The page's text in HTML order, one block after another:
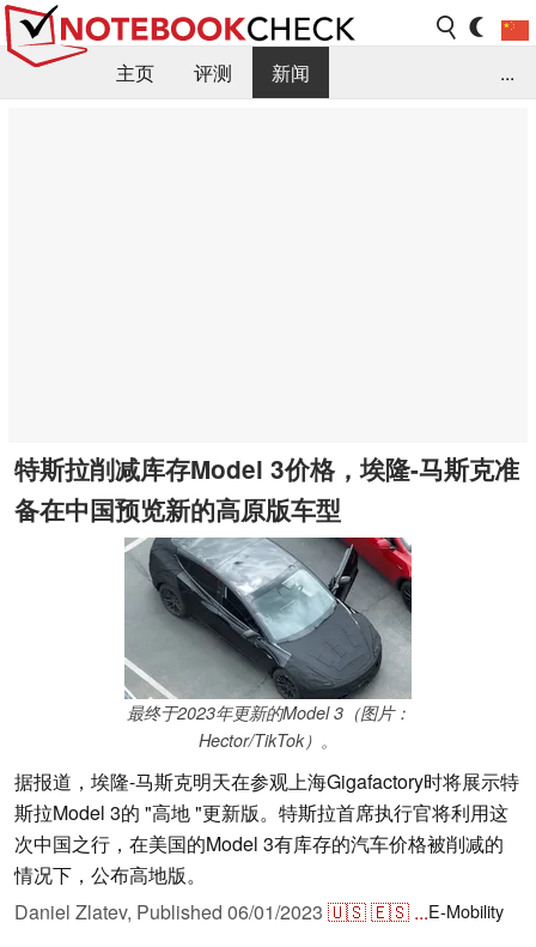
主页 评测
新闻
...
特斯拉削减库存Model 3价格，埃隆-马斯克准
备在中国预览新的高原版车型
最终于2023年更新的Model 3（图片：
Hector/TikTok）。
据报道，埃隆-马斯克明天在参观上海Gigafactory时将展示特
斯拉Model 3的 "高地 "更新版。特斯拉首席执行官将利用这
次中国之行，在美国的Model 3有库存的汽车价格被削减的
情况下，公布高地版。
Daniel Zlatev, Published 06/01/2023 🇺🇸🇪🇸 ...E-Mobility